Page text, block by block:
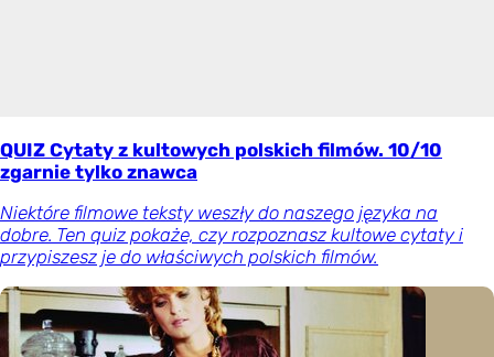
QUIZ Cytaty z kultowych polskich filmów. 10/10
zgarnie tylko znawca
Niektóre filmowe teksty weszły do naszego języka na
dobre. Ten quiz pokaże, czy rozpoznasz kultowe cytaty i
przypiszesz je do właściwych polskich filmów.